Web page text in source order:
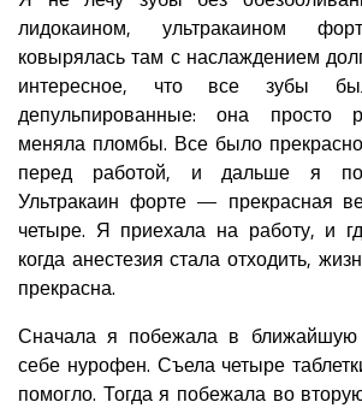
лидокаином, ультракаином
ковырялась там с наслаждением
интересное, что все зубы
депульпированные: она просто
меняла пломбы. Все было
перед работой, и дальше я
Ультракаин форте — прекрасная
четыре. Я приехала на работу, и
когда анестезия стала отходить,
прекрасна.
Сначала я побежала в ближайшую
себе нурофен. Съела четыре
помогло. Тогда я побежала во